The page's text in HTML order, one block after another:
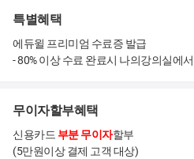
특별혜택
에듀윌 프리미엄 수료증 발급
- 80% 이상 수료 완료시 나의강의실에
무이자할부혜택
신용카드 부분 무이자할부
(5만원이상 결제 고객 대상)